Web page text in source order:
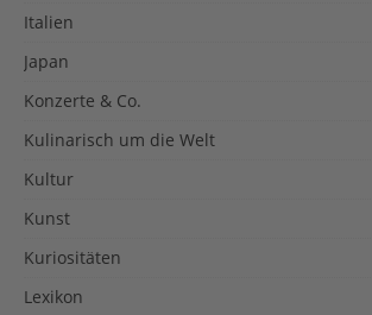
Italien
Japan
Konzerte & Co.
Kulinarisch um die Welt
Kultur
Kunst
Kuriositäten
Lexikon